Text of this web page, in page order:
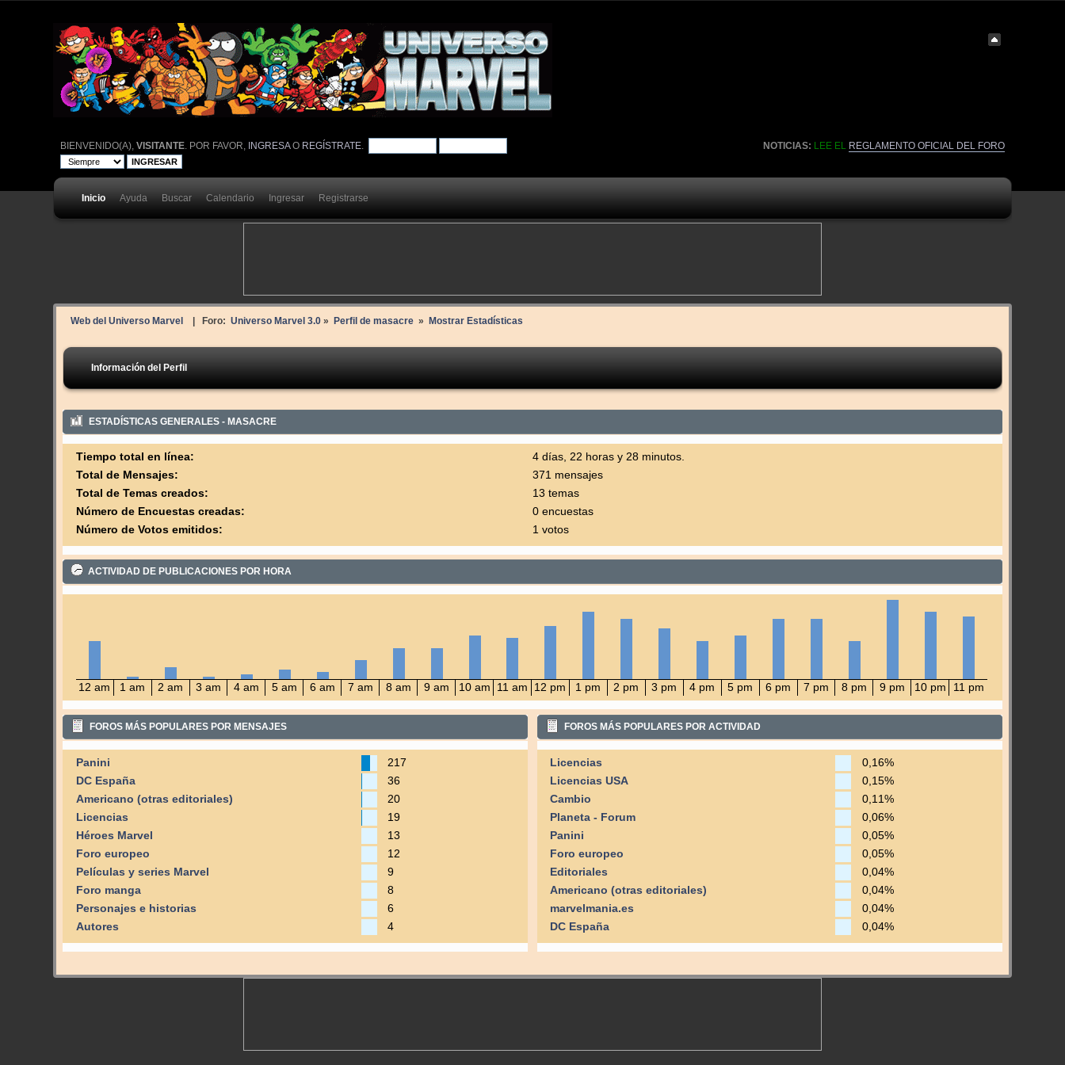
NOTICIAS: LEE EL REGLAMENTO OFICIAL DEL FORO
BIENVENIDO(A), VISITANTE. POR FAVOR, INGRESAO REGÍSTRATE.
Inicio Ayuda Buscar Calendario Ingresar Registrarse
Web del Universo Marvel | Foro: Universo Marvel 3.0» Perfil de masacre » Mostrar Estadísticas
Información del Perfil
ESTADÍSTICAS GENERALES - MASACRE
Tiempo total en línea:
4 días, 22 horas y 28 minutos.
Total de Mensajes:
371 mensajes
Total de Temas creados:
13 temas
Número de Encuestas creadas:
0 encuestas
Número de Votos emitidos:
1 votos
ACTIVIDAD DE PUBLICACIONES POR HORA
12 am 1 am 2 am 3 am 4 am 5 am 6 am 7 am 8 am 9 am 10 am 11 am 12 pm 1 pm 2 pm 3 pm 4 pm 5 pm 6 pm 7 pm 8 pm 9 pm 10 pm 11 pm
FOROS MÁS POPULARES POR MENSAJES
Panini
217
DC España
36
Americano (otras editoriales)
20
Licencias
19
Héroes Marvel
13
Foro europeo
12
Películas y series Marvel
9
Foro manga
8
Personajes e historias
6
Autores
4
FOROS MÁS POPULARES POR ACTIVIDAD
Licencias
0,16%
Licencias USA
0,15%
Cambio
0,11%
Planeta - Forum
0,06%
Panini
0,05%
Foro europeo
0,05%
Editoriales
0,04%
Americano (otras editoriales)
0,04%
marvelmania.es
0,04%
DC España
0,04%